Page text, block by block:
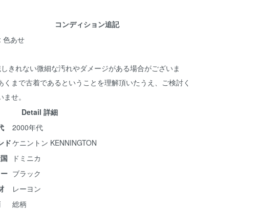
コンディション追記
色あせ
きれない微細な汚れやダメージがある場合がございま
くまで古着であるということを理解頂いたうえ、ご検討く
せ。
Detail 詳細
2000年代
ドケニントン KENNINGTON
ドミニカ
ブラック
レーヨン
総柄